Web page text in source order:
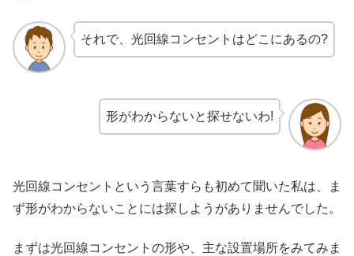
それで、光回線コンセントはどこにあるの?
形がわからないと探せないわ!
光回線コンセントという言葉すらも初めて聞いた私は、ま
ず形がわからないことには探しようがありませんでした。
まずは光回線コンセントの形や、主な設置場所をみてみま